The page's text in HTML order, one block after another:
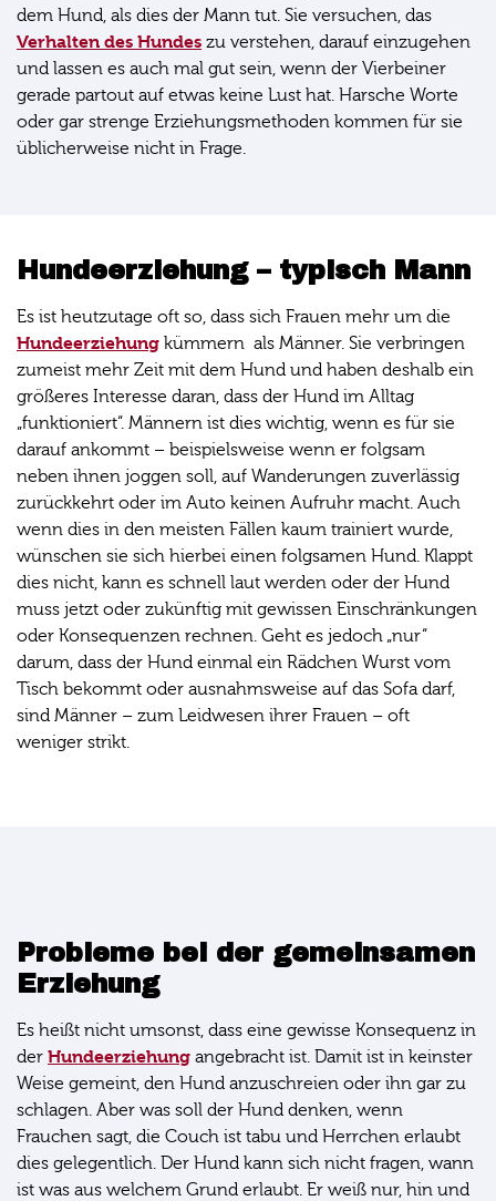
dem Hund, als dies der Mann tut. Sie versuchen, das
Verhalten des Hundes zu verstehen, darauf einzugehen
und lassen es auch mal gut sein, wenn der Vierbeiner
gerade partout auf etwas keine Lust hat. Harsche Worte
oder gar strenge Erziehungsmethoden kommen für sie
üblicherweise nicht in Frage.
Hundeerziehung – typisch Mann
Es ist heutzutage oft so, dass sich Frauen mehr um die
Hundeerziehung kümmern als Männer. Sie verbringen
zumeist mehr Zeit mit dem Hund und haben deshalb ein
größeres Interesse daran, dass der Hund im Alltag
„funktioniert“. Männern ist dies wichtig, wenn es für sie
darauf ankommt – beispielsweise wenn er folgsam
neben ihnen joggen soll, auf Wanderungen zuverlässig
zurückkehrt oder im Auto keinen Aufruhr macht. Auch
wenn dies in den meisten Fällen kaum trainiert wurde,
wünschen sie sich hierbei einen folgsamen Hund. Klappt
dies nicht, kann es schnell laut werden oder der Hund
muss jetzt oder zukünftig mit gewissen Einschränkungen
oder Konsequenzen rechnen. Geht es jedoch „nur“
darum, dass der Hund einmal ein Rädchen Wurst vom
Tisch bekommt oder ausnahmsweise auf das Sofa darf,
sind Männer – zum Leidwesen ihrer Frauen – oft
weniger strikt.
Probleme bei der gemeinsamen
Erziehung
Es heißt nicht umsonst, dass eine gewisse Konsequenz in
der Hundeerziehung angebracht ist. Damit ist in keinster
Weise gemeint, den Hund anzuschreien oder ihn gar zu
schlagen. Aber was soll der Hund denken, wenn
Frauchen sagt, die Couch ist tabu und Herrchen erlaubt
dies gelegentlich. Der Hund kann sich nicht fragen, wann
ist was aus welchem Grund erlaubt. Er weiß nur, hin und